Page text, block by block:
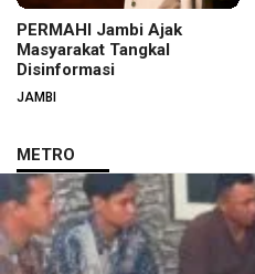
PERMAHI Jambi Ajak
Masyarakat Tangkal
Disinformasi
JAMBI
METRO